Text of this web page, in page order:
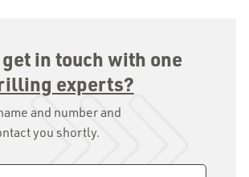
in touch with one
experts?
and number and
you shortly.